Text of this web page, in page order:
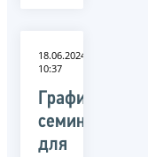
18.06.2024
10:37
График
семинаров
для